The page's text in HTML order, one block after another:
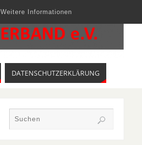
Weitere Informationen
DATENSCHUTZERKLÄRUNG